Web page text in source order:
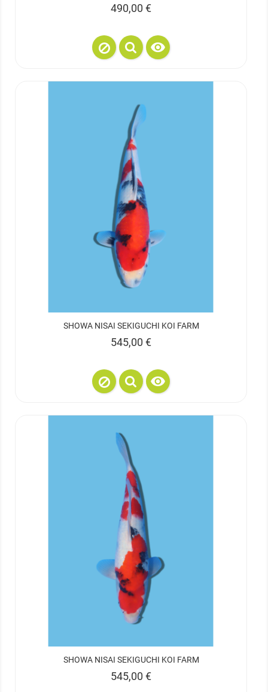
Prix
490,00 €

SHOWA NISAI SEKIGUCHI KOI FARM
Prix
545,00 €

SHOWA NISAI SEKIGUCHI KOI FARM
Prix
545,00 €